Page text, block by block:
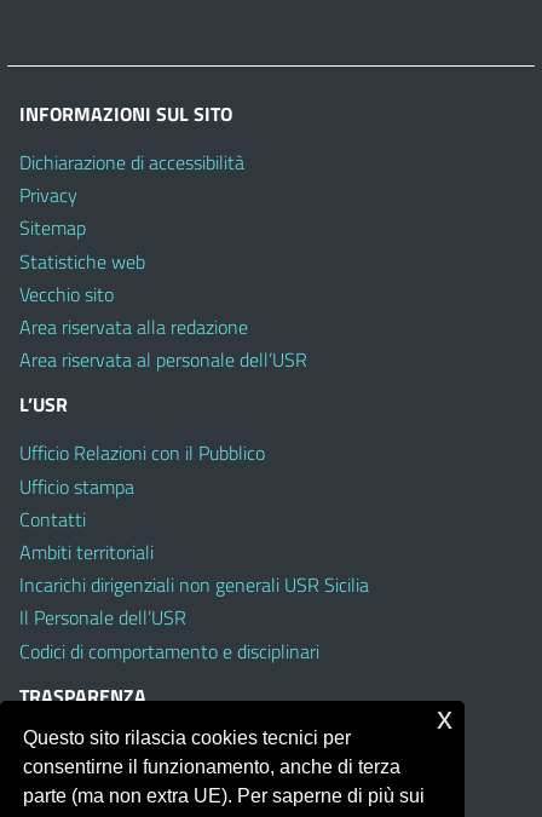
INFORMAZIONI SUL SITO
Dichiarazione di accessibilità
Privacy
Sitemap
Statistiche web
Vecchio sito
Area riservata alla redazione
Area riservata al personale dell’USR
L’USR
Ufficio Relazioni con il Pubblico
Ufficio stampa
Contatti
Ambiti territoriali
Incarichi dirigenziali non generali USR Sicilia
Il Personale dell’USR
Codici di comportamento e disciplinari
TRASPARENZA
Albo on line
Amministrazione Trasparente
Pubblici proclami
Questo sito rilascia cookies tecnici per
consentirne il funzionamento, anche di terza
parte (ma non extra UE). Per saperne di più sui
x